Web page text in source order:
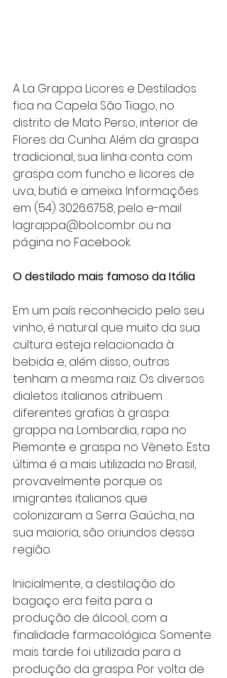
A La Grappa Licores e Destilados
fica na Capela São Tiago, no
distrito de Mato Perso, interior de
Flores da Cunha. Além da graspa
tradicional, sua linha conta com
graspa com funcho e licores de
uva, butiá e ameixa. Informações
em (54) 3026.6758, pelo e-mail
lagrappa@bol.com.br ou na
página no Facebook.
O destilado mais famoso da Itália
Em um país reconhecido pelo seu
vinho, é natural que muito da sua
cultura esteja relacionada à
bebida e, além disso, outras
tenham a mesma raiz. Os diversos
dialetos italianos atribuem
diferentes grafias à graspa:
grappa na Lombardia, rapa no
Piemonte e graspa no Vêneto. Esta
última é a mais utilizada no Brasil,
provavelmente porque os
imigrantes italianos que
colonizaram a Serra Gaúcha, na
sua maioria, são oriundos dessa
região.
Inicialmente, a destilação do
bagaço era feita para a
produção de álcool, com a
finalidade farmacológica. Somente
mais tarde foi utilizada para a
produção da graspa. Por volta de